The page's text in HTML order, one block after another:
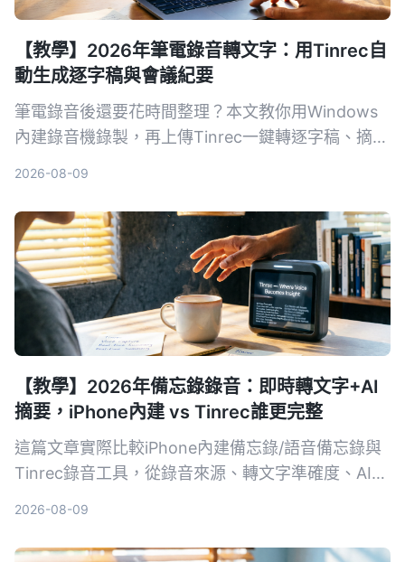
【教學】2026年筆電錄音轉文字：用Tinrec自
動生成逐字稿與會議紀要
筆電錄音後還要花時間整理？本文教你用Windows
內建錄音機錄製，再上傳Tinrec一鍵轉逐字稿、摘要
2026-08-09
【教學】2026年備忘錄錄音：即時轉文字+AI
摘要，iPhone內建 vs Tinrec誰更完整
這篇文章實際比較iPhone內建備忘錄/語音備忘錄與
Tinrec錄音工具，從錄音來源、轉文字準確度、AI整
2026-08-09